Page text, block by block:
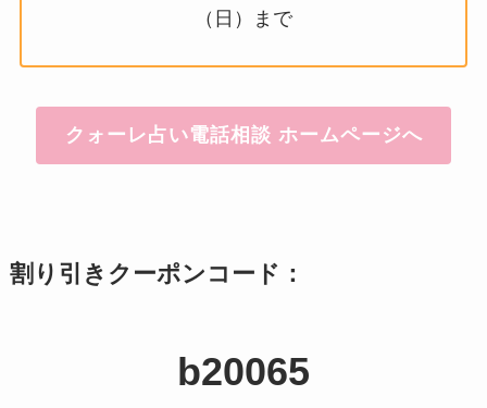
（日）まで
クォーレ占い電話相談 ホームページへ
割り引きクーポンコード：
b20065